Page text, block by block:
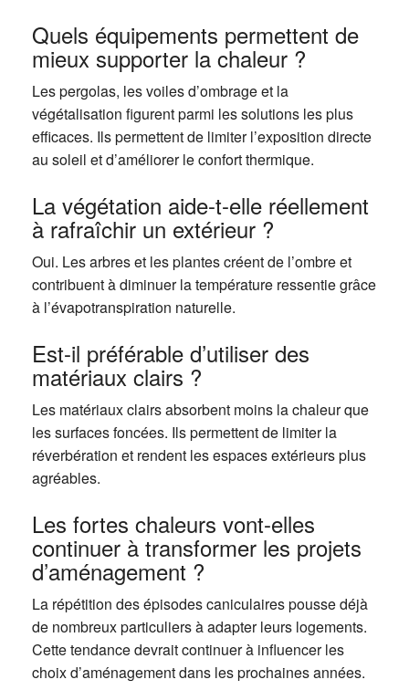
Quels équipements permettent de
mieux supporter la chaleur ?
Les pergolas, les voiles d’ombrage et la
végétalisation figurent parmi les solutions les plus
efficaces. Ils permettent de limiter l’exposition directe
au soleil et d’améliorer le confort thermique.
La végétation aide-t-elle réellement
à rafraîchir un extérieur ?
Oui. Les arbres et les plantes créent de l’ombre et
contribuent à diminuer la température ressentie grâce
à l’évapotranspiration naturelle.
Est-il préférable d’utiliser des
matériaux clairs ?
Les matériaux clairs absorbent moins la chaleur que
les surfaces foncées. Ils permettent de limiter la
réverbération et rendent les espaces extérieurs plus
agréables.
Les fortes chaleurs vont-elles
continuer à transformer les projets
d’aménagement ?
La répétition des épisodes caniculaires pousse déjà
de nombreux particuliers à adapter leurs logements.
Cette tendance devrait continuer à influencer les
choix d’aménagement dans les prochaines années.